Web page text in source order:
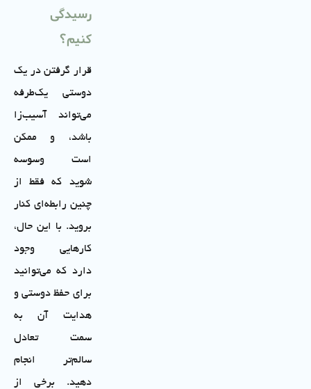
رسیدگی
کنیم؟
قرار گرفتن در یک
دوستی یک‌طرفه
می‌تواند آسیب‌زا
باشد، و ممکن
است وسوسه
شوید که فقط از
چنین رابطه‌ای کنار
بروید. با این حال،
کارهایی وجود
دارد که می‌توانید
برای حفظ دوستی و
هدایت آن به
سمت تعادل
سالم‌تر انجام
دهید. برخی از